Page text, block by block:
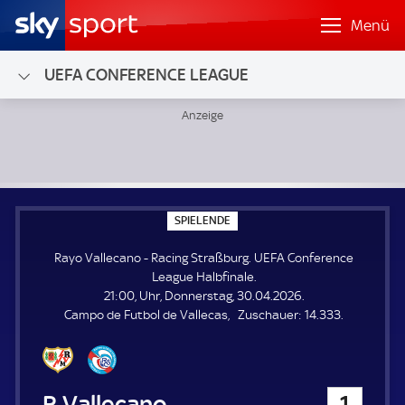
Menü
UEFA CONFERENCE LEAGUE
SPIELENDE
P
E
E
N
Rayo Vallecano - Racing Straßburg. UEFA Conference
League Halbfinale.
21:00, Uhr, Donnerstag, 30.04.2026.
Campo de Futbol de Vallecas
Zuschauer: Z
14.333.